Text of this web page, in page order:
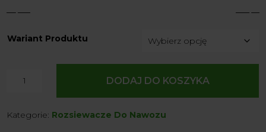
4 5
Wariant Produktu
TYTAN
DODAJ DO KOSZYKA
Kategorie: Rozsiewacze Do Nawozu